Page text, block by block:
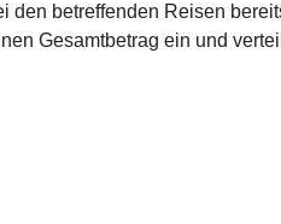
den betreffenden Reisen
Gesamtbetrag ein und